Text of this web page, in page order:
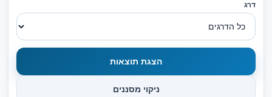
דרג
הצגת תוצאות
ניקוי מסננים